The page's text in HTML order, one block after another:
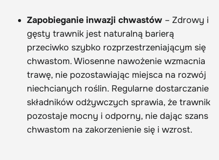
Zapobieganie inwazji chwastów – Zdrowy i
gęsty trawnik jest naturalną barierą
przeciwko szybko rozprzestrzeniającym się
chwastom. Wiosenne nawożenie wzmacnia
trawę, nie pozostawiając miejsca na rozwój
niechcianych roślin. Regularne dostarczanie
składników odżywczych sprawia, że trawnik
pozostaje mocny i odporny, nie dając szans
chwastom na zakorzenienie się i wzrost.